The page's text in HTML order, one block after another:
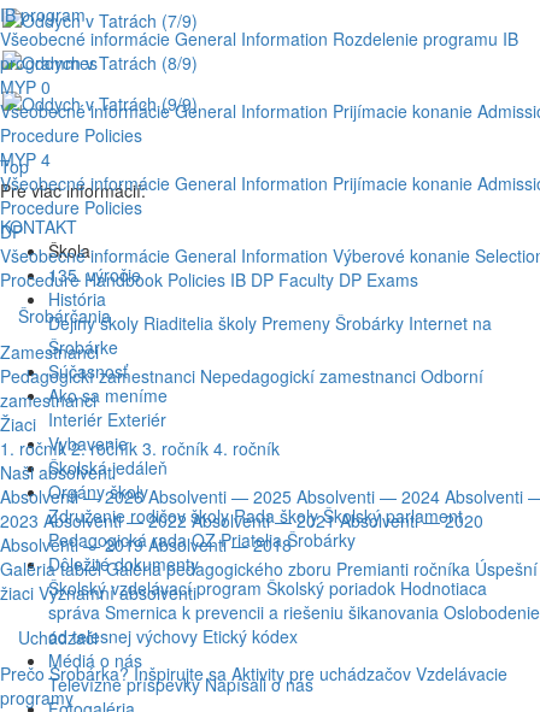
IB program
Všeobecné informácie General Information Rozdelenie programu IB
programmes
MYP 0
Všeobecné informácie General Information Prijímacie konanie
Procedure Policies
MYP 4
Všeobecné informácie General Information Prijímacie konanie
Procedure Policies
DP
Všeobecné informácie General Information Výberové konanie
Procedure Handbook Policies IB DP Faculty DP Exams
Šrobárčania
Zamestnanci
Pedagogickí zamestnanci Nepedagogickí zamestnanci Odborní
zamestnanci
Žiaci
1. ročník 2. ročník 3. ročník 4. ročník
Naši absolventi
Absolventi — 2026 Absolventi — 2025 Absolventi — 2024 Absolventi
2023 Absolventi — 2022 Absolventi — 2021 Absolventi — 2020
Absolventi — 2019 Absolventi — 2018
Galéria tabiel Galéria pedagogického zboru Premianti ročníka Úspešní
žiaci Významní absolventi
Uchádzači
Prečo Šrobárka? Inšpirujte sa Aktivity pre uchádzačov Vzdelávacie
programy
Top
Pre viac informácií:
KONTAKT
Škola
135. výročie
História
Dejiny školy Riaditelia školy Premeny Šrobárky Internet na
Šrobárke
Súčasnosť
Ako sa meníme
Interiér Exteriér
Vybavenie
Školská jedáleň
Orgány školy
Združenie rodičov školy Rada školy Školský parlament
Pedagogická rada OZ Priatelia Šrobárky
Dôležité dokumenty
Školský vzdelávací program Školský poriadok Hodnotiaca
správa Smernica k prevencii a riešeniu šikanovania Oslobodenie
od telesnej výchovy Etický kódex
Médiá o nás
Televízne príspevky Napísali o nás